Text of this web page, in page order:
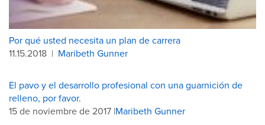
Por qué usted necesita un plan de carrera
11.15.2018 | Maribeth Gunner
El pavo y el desarrollo profesional con una guarnición de
relleno, por favor.
15 de noviembre de 2017 |Maribeth Gunner